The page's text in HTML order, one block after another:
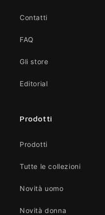
Contatti
FAQ
Gli store
Editorial
Prodotti
Prodotti
Tutte le collezioni
Novità uomo
Novità donna